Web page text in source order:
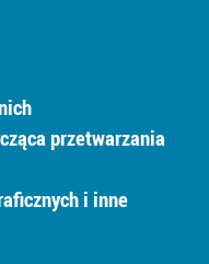
przetwarzania
i inne